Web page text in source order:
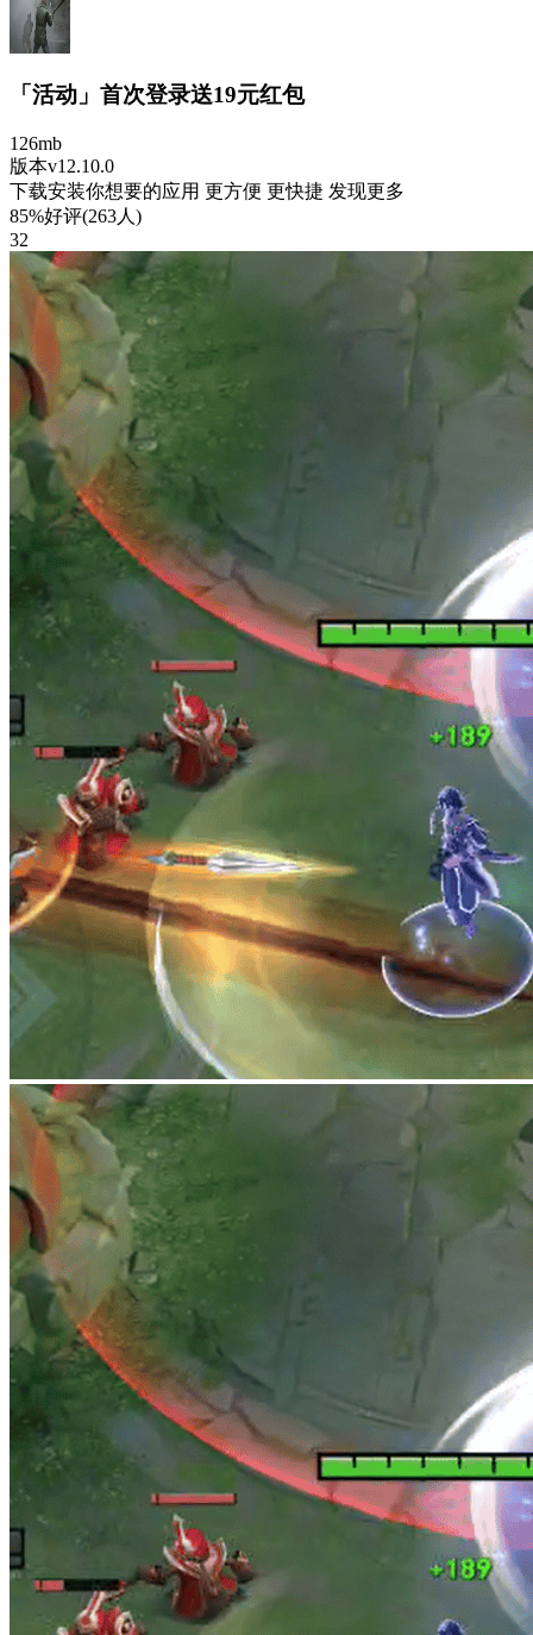
「活动」首次登录送19元红包
126mb
版本v12.10.0
下载安装你想要的应用 更方便 更快捷 发现更多
85%好评(263人)
32